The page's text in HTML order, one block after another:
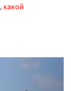
, какой